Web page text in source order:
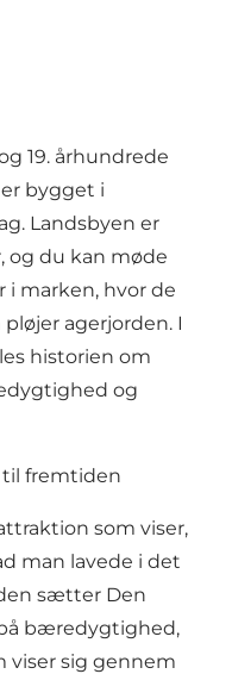
19. århundrede
bygget i
Landsbyen er
og du kan møde
i marken, hvor de
agerjorden. I
historien om
og
til fremtiden
som viser,
man lavede i det
sætter Den
bæredygtighed,
viser sig gennem